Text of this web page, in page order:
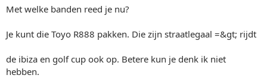
Met welke banden reed je nu?
Je kunt die Toyo R888 pakken. Die zijn straatlegaal =&gt; rijdt
de ibiza en golf cup ook op. Betere kun je denk ik niet
hebben.